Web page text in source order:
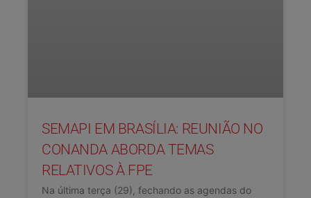
SEMAPI EM BRASÍLIA: REUNIÃO NO
CONANDA ABORDA TEMAS
RELATIVOS À FPE
Na última terça (29), fechando as agendas do